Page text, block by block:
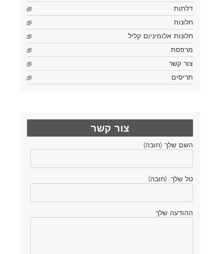
דלתות
חלונות
חלונות אלומיניום קליל
מרפסת
צור קשר
תריסים
צור קשר
השם שלך (חובה)
טל שלך: (חובה)
ההודעה שלך